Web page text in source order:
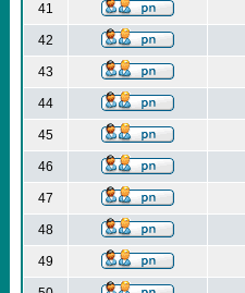
41
42
43
44
45
46
47
48
49